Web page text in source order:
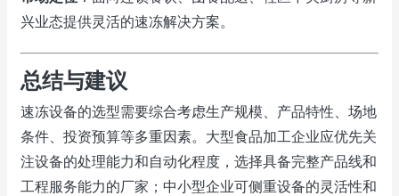
兴业态提供灵活的速冻解决方案。
总结与建议
速冻设备的选型需要综合考虑生产规模、产品特性、场地
条件、投资预算等多重因素。大型食品加工企业应优先关
注设备的处理能力和自动化程度，选择具备完整产品线和
工程服务能力的厂家；中小型企业可侧重设备的灵活性和